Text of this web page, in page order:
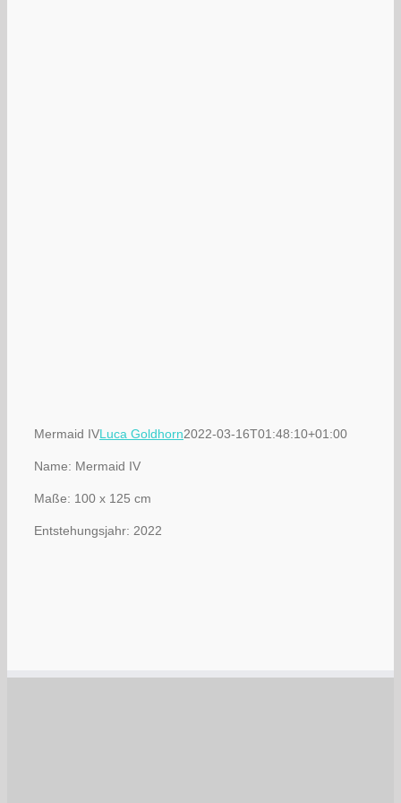
Mermaid IVLuca Goldhorn2022-03-16T01:48:10+01:00
Name: Mermaid IV
Maße: 100 x 125 cm
Entstehungsjahr: 2022